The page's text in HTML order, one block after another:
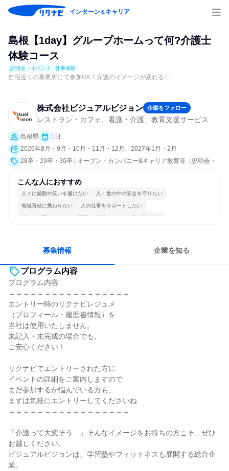
インターン＆キャリア
島根【1day】グループホームって何?介護士
体験コース
説明会・イベント 仕事体験
自宅近くの事業所にて参加OK！介護のイメージが変わる✨
株式会社ビジュアルビジョン 企業をフォロー
レストラン・カフェ、看護・介護、教育支援サービス
島根県
1日
2026年8月・9月・10月・11月・12月、2027年1月・2月
28卒・29卒・30卒 | オープン・カンパニー&キャリア教育等（説明会・
こんな人におすすめ
人々に感動や笑いを届けたい 人・世の中の安全を守りたい
地域貢献に携わりたい 人の仕事をサポートしたい
穏やかで互いのペースを尊重 情熱を持って仕事に取り組む
募集情報 企業を知る
プログラム内容
プログラム内容
＝＝＝＝＝＝＝＝＝＝＝＝＝＝＝＝＝
エントリー時のリクナビレジュメ
（プロフィール・履歴書情報）を
当社は使用いたしません。
未記入・未完成の場合でも、
ご安心ください！
リクナビでエントリーされた方に
イベントの詳細をご案内しますので
まだ参加するか悩んでいる方も、
まずは気軽にエントリーしてくださいね
＝＝＝＝＝＝＝＝＝＝＝＝＝＝＝＝＝
「介護って大変そう…」そんなイメージをお持ちの方こそ、ぜひ
お越しください。
ビジュアルビジョンは、学習塾やフィットネスも展開する総合企
業。